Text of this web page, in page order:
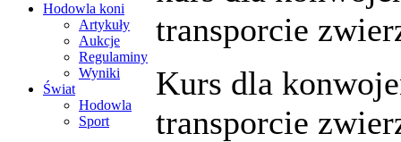
Hodowla koni
Artykuły
Aukcje
Regulaminy
Wyniki
Świat
Hodowla
Sport
transporcie
Kurs dla
transporcie